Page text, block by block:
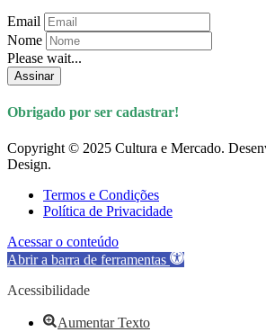
Email
Nome
Please wait...
Assinar
Obrigado por ser cadastrar!
Copyright © 2025 Cultura e Mercado.
Design.
Termos e Condições
Política de Privacidade
Acessar o conteúdo
Abrir a barra de ferramentas
Acessibilidade
Aumentar Texto